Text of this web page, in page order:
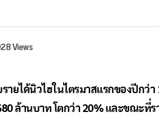
Views
ายได้นิวไฮในไตรมาสแรกของปีกว่า
ล้านบาท โตกว่า 20% และขณะที่ร